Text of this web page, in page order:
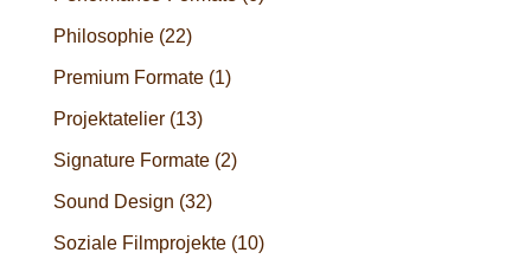
Philosophie(22)
Premium Formate(1)
Projektatelier(13)
Signature Formate(2)
Sound Design (32)
Soziale Filmprojekte(10)